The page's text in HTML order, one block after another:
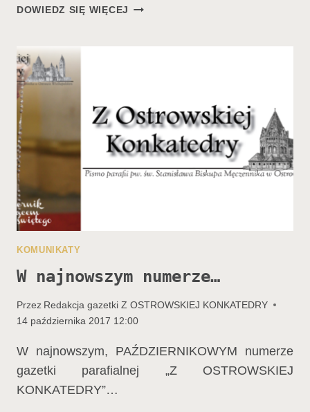
DOWIEDZ SIĘ WIĘCEJ W
KOMUNIKATY
W najnowszym numerze…
Przez Redakcja gazetki Z OSTROWSKIEJ KONKATEDRY
14 października 2017 12:00
W najnowszym, PAŹDZIERNIKOWYM numerze
gazetki parafialnej „Z OSTROWSKIEJ
KONKATEDRY”…